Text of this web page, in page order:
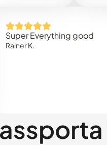
Everything good